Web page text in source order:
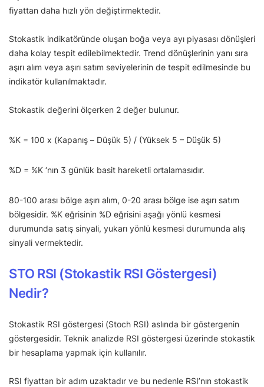
fiyattan daha hızlı yön değiştirmektedir.
Stokastik indikatöründe oluşan boğa veya ayı piyasası dönüşleri
daha kolay tespit edilebilmektedir. Trend dönüşlerinin yanı sıra
aşırı alım veya aşırı satım seviyelerinin de tespit edilmesinde bu
indikatör kullanılmaktadır.
Stokastik değerini ölçerken 2 değer bulunur.
%K = 100 x (Kapanış – Düşük 5) / (Yüksek 5 – Düşük 5)
%D = %K ‘nın 3 günlük basit hareketli ortalamasıdır.
80-100 arası bölge aşırı alım, 0-20 arası bölge ise aşırı satım
bölgesidir. %K eğrisinin %D eğrisini aşağı yönlü kesmesi
durumunda satış sinyali, yukarı yönlü kesmesi durumunda alış
sinyali vermektedir.
STO RSI (Stokastik RSI Göstergesi)
Nedir?
Stokastik RSI göstergesi (Stoch RSI) aslında bir göstergenin
göstergesidir. Teknik analizde RSI göstergesi üzerinde stokastik
bir hesaplama yapmak için kullanılır.
RSI fiyattan bir adım uzaktadır ve bu nedenle RSI’nın stokastik